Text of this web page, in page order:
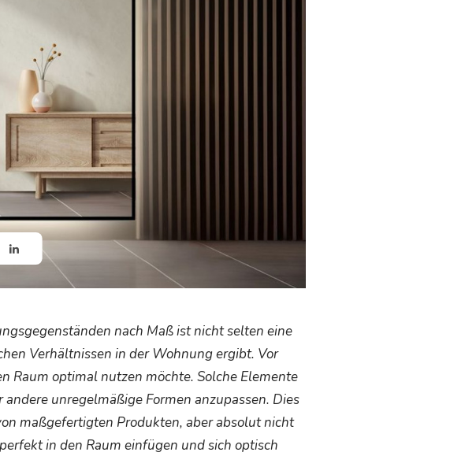
nach Maß ist nicht selten eine
Verhältnissen in der Wohnung ergibt. Vor
Raum optimal nutzen möchte. Solche Elemente
unregelmäßige Formen anzupassen. Dies
maßgefertigten Produkten, aber absolut nicht
in den Raum einfügen und sich optisch